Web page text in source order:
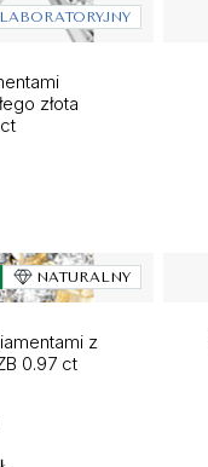
LABORATORYJNY
złota
NATURALNY
z
0.97 ct